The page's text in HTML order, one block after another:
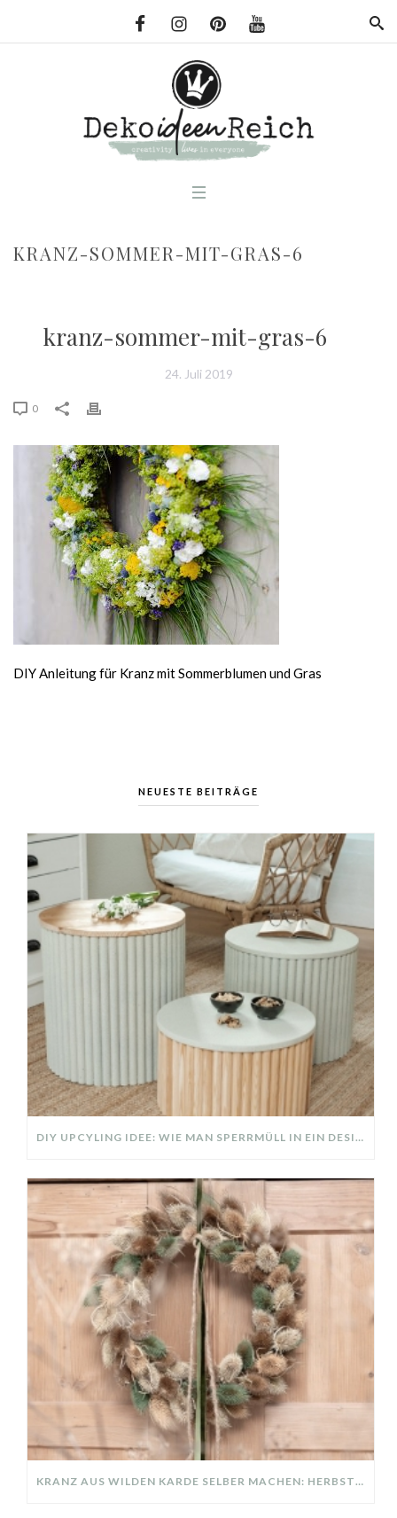
KRANZ-SOMMER-MIT-GRAS-6
kranz-sommer-mit-gras-6
24. Juli 2019
0
DIY Anleitung für Kranz mit Sommerblumen und Gras
NEUESTE BEITRÄGE
DIY UPCYLING IDEE: WIE MAN SPERRMÜLL IN EIN DESIGNER TEIL VERWANDELT
KRANZ AUS WILDEN KARDE SELBER MACHEN: HERBSTDEKO GANZ EINFACH